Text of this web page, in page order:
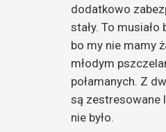
dodatkowo
stały. To
bo my nie mamy
młodym
połamanych. Z
są zestresowane
nie było.